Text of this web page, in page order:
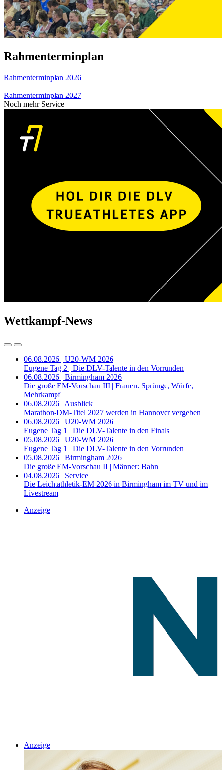
Rahmenterminplan
Rahmenterminplan 2026
Rahmenterminplan 2027
Noch mehr Service
Wettkampf-News
06.08.2026 | U20-WM 2026
Eugene Tag 2 | Die DLV-Talente in den Vorrunden
06.08.2026 | Birmingham 2026
Die große EM-Vorschau III | Frauen: Sprünge, Würfe,
Mehrkampf
06.08.2026 | Ausblick
Marathon-DM-Titel 2027 werden in Hannover vergeben
06.08.2026 | U20-WM 2026
Eugene Tag 1 | Die DLV-Talente in den Finals
05.08.2026 | U20-WM 2026
Eugene Tag 1 | Die DLV-Talente in den Vorrunden
05.08.2026 | Birmingham 2026
Die große EM-Vorschau II | Männer: Bahn
04.08.2026 | Service
Die Leichtathletik-EM 2026 in Birmingham im TV und im
Livestream
Anzeige
Anzeige